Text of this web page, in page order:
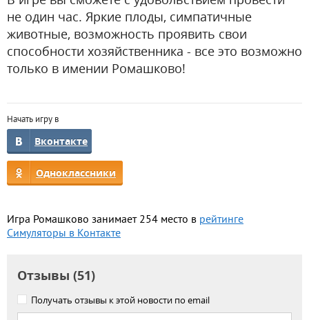
не один час. Яркие плоды, симпатичные
животные, возможность проявить свои
способности хозяйственника - все это возможно
только в имении Ромашково!
Начать игру в
Вконтакте
Одноклассники
Игра Ромашково занимает 254 место в рейтинге
Симуляторы в Контакте
Отзывы (51)
Получать отзывы к этой новости по email